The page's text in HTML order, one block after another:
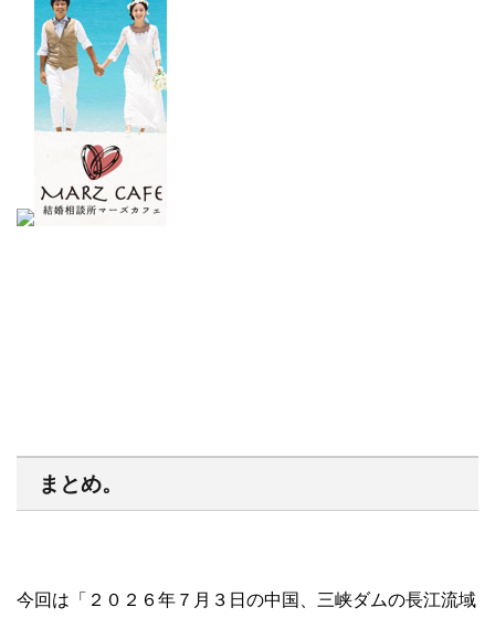
まとめ。
今回は「２０２６年７月３日の中国、三峡ダムの長江流域